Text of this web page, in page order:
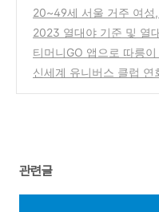
20~49세 서울 거주 여성
00만 원 지원 확대
(2)
2023 열대야 기준 및 열
기
(1)
티머니GO 앱으로 따릉
아 앱테크하는 방법
(0)
신세계 유니버스 클럽 연
관련글